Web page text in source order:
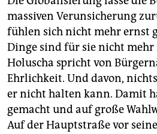
massiven Verunsicherung
fühlen sich nicht mehr ernst
Dinge sind für sie nicht mehr
Holuscha spricht von
Ehrlichkeit. Und davon,
er nicht halten kann. Damit
gemacht und auf große
Auf der Hauptstraße vor